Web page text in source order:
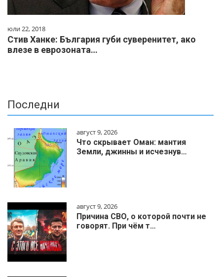
юли 22, 2018
Стив Ханке: България губи суверенитет, ако
влезе в еврозоната…
Последни
август 9, 2026
Что скрывает Оман: мантия
Земли, джинны и исчезнув…
август 9, 2026
Причина СВО, о которой почти не
говорят. При чём т…